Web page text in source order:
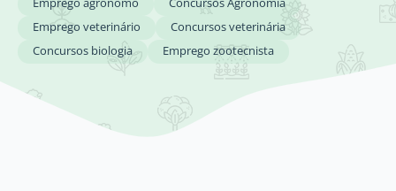
Emprego veterinário
Concursos veterinária
Concursos biologia
Emprego zootecnista